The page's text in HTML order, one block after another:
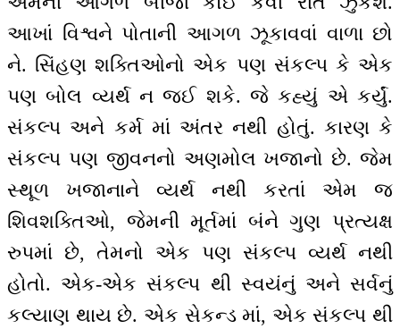
આખાં વિશ્વને પોતાની આગળ ઝૂકાવવાં વાળા છો
ને. સિંહણ શક્તિઓનો એક પણ સંકલ્પ કે એક
પણ બોલ વ્યર્થ ન જઈ શકે. જે કહ્યું એ કર્યું.
સંકલ્પ અને કર્મ માં અંતર નથી હોતું. કારણ કે
સંકલ્પ પણ જીવનનો અણમોલ ખજાનો છે. જેમ
સ્થૂળ ખજાનાને વ્યર્થ નથી કરતાં એમ જ
શિવશક્તિઓ, જેમની મૂર્તમાં બંને ગુણ પ્રત્યક્ષ
રુપમાં છે, તેમનો એક પણ સંકલ્પ વ્યર્થ નથી
હોતો. એક-એક સંકલ્પ થી સ્વયંનું અને સર્વનું
કલ્યાણ થાય છે. એક સેકન્ડ માં, એક સંકલ્પ થી